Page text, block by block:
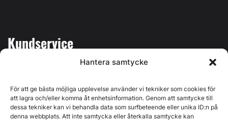
Hantera samtycke
För att ge bästa möjliga upplevelse använder vi tekniker som cookies för
att lagra och/eller komma åt enhetsinformation. Genom att samtycke till
dessa tekniker kan vi behandla data som surfbeteende eller unika ID:n på
denna webbplats. Att inte samtycka eller återkalla samtycke kan
Kundservice
Kontakta oss